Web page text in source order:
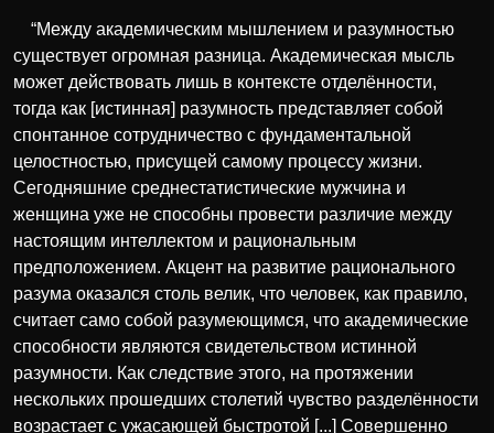
“Между академическим мышлением и разумностью
существует огромная разница. Академическая мысль
может действовать лишь в контексте отделённости,
тогда как [истинная] разумность представляет собой
спонтанное сотрудничество с фундаментальной
целостностью, присущей самому процессу жизни.
Сегодняшние среднестатистические мужчина и
женщина уже не способны провести различие между
настоящим интеллектом и рациональным
предположением. Акцент на развитие рационального
разума оказался столь велик, что человек, как правило,
считает само собой разумеющимся, что академические
способности являются свидетельством истинной
разумности. Как следствие этого, на протяжении
нескольких прошедших столетий чувство разделённости
возрастает с ужасающей быстротой [...] Совершенно